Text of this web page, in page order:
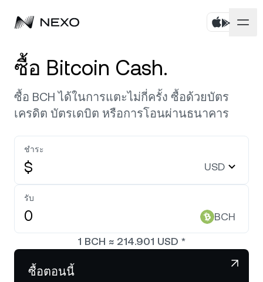
บุคคล
ซื้อสินทรัพย์
ออมทรัพย์แบบยืดหยุ่น
Fixed-term Savings
Dual Investment
Exchange
Credit Line
ธุรกิจ
ไพรมโบรกเกอร์
White Label
Nexo Ventures
Payment Gateway
ตลาดเพิ่มขึ้น
Ethereum ETH 2.32%
NEXO Token 0.26%
บริษัท
เกี่ยวกับ
ความปลอดภัย
พันธมิตร
ข่าวสารและข้อมูลเชิงลึก
ซื้อ Bitcoin Cash.
ซื้อ BCH ได้ในการแตะไม่กี่ครั้ง ซื้อด้วยบัตร
เครดิต บัตรเดบิต หรือการโอนผ่านธนาคาร
ชำระ
$ USD
รับ
BCH
1 BCH ≈ 214.901 USD *
ซื้อตอนนี้